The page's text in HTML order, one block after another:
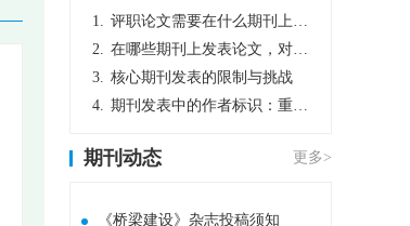
1. 评职论文需要在什么期刊上发表？
2. 在哪些期刊上发表论文，对考研有优势？
3. 核心期刊发表的限制与挑战
4. 期刊发表中的作者标识：重要性与实践
期刊动态 更多>
《桥梁建设》杂志投稿须知